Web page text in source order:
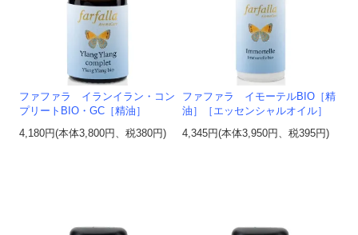
ファファラ イランイラン・コン
プリートBIO・GC［精油］
4,180円(本体3,800円、税380円)
ファファラ イモーテルBIO［精
油］［エッセンシャルオイル］
4,345円(本体3,950円、税395円)